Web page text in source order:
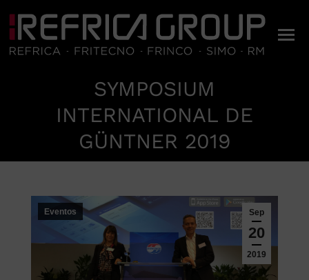
SYMPOSIUM
INTERNATIONAL DE
GÜNTNER 2019
Estás aquí:
Sep
20
2019
Eventos